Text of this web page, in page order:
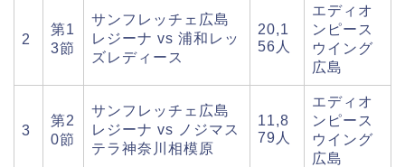
2
第1
3節
サンフレッチェ広島
レジーナ vs 浦和レッ
ズレディース
20,1
56人
エディオ
ンピース
ウイング
広島
3
第2
0節
サンフレッチェ広島
レジーナ vs ノジマス
テラ神奈川相模原
11,8
79人
エディオ
ンピース
ウイング
広島